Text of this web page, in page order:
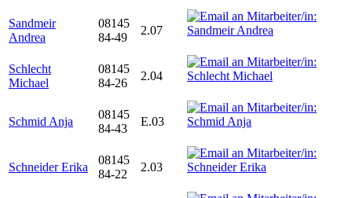
Sandmeir
Andrea
08145
84-49
2.07
Schlecht
Michael
08145
84-26
2.04
Schmid Anja
08145
84-43
E.03
Schneider Erika
08145
84-22
2.03